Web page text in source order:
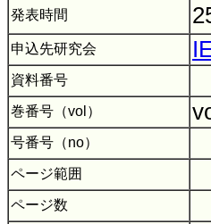
発表時間
申込先研究会
資料番号
巻番号（vol）
号番号（no）
ページ範囲
ページ数